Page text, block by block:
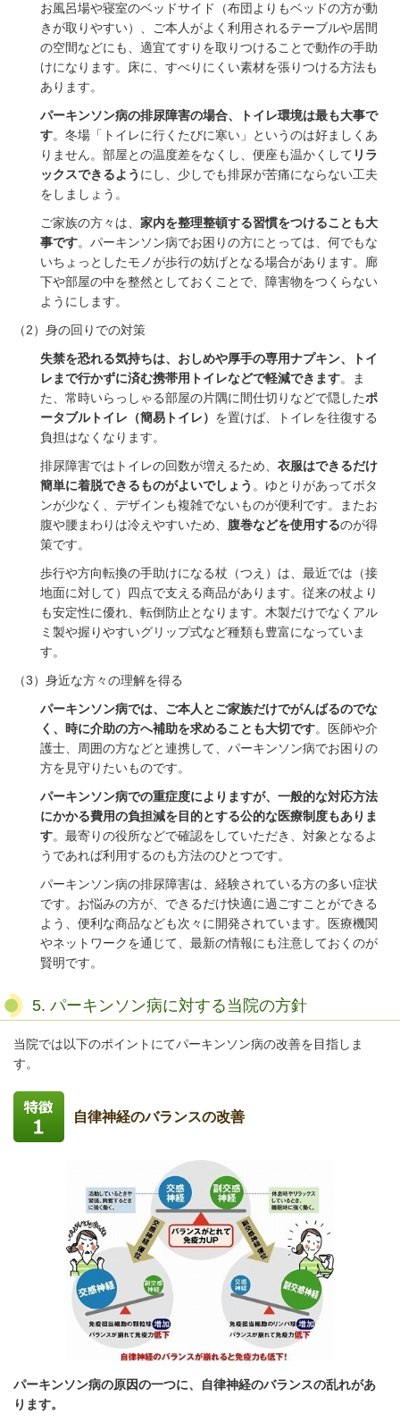
お風呂場や寝室のベッドサイド（布団よりもベッドの方が動
きが取りやすい）、ご本人がよく利用されるテーブルや居間
の空間などにも、適宜てすりを取りつけることで動作の手助
けになります。床に、すべりにくい素材を張りつける方法も
あります。
パーキンソン病の排尿障害の場合、トイレ環境は最も大事で
す。冬場「トイレに行くたびに寒い」というのは好ましくあ
りません。部屋との温度差をなくし、便座も温かくして リラ
ックスできるよう にし、少しでも排尿が苦痛にならない工夫
をしましょう。
ご家族の方々は、 家内を整理整頓する習慣をつけることも大
事です。パーキンソン病でお困りの方にとっては、何でもな
いちょっとしたモノが歩行の妨げとなる場合があります。廊
下や部屋の中を整然としておくことで、障害物をつくらない
ようにします。
（2）身の回りでの対策
失禁を恐れる気持ちは、おしめや厚手の専用ナプキン、トイ
レまで行かずに済む携帯用トイレなどで軽減できます。ま
た、常時いらっしゃる部屋の片隅に間仕切りなどで隠したポ
ータブルトイレ（簡易トイレ） を置けば、トイレを往復する
負担はなくなります。
排尿障害ではトイレの回数が増えるため、 衣服はできるだけ
簡単に着脱できるものがよいでしょう 。ゆとりがあってボタ
ンが少なく、デザインも複雑でないものが便利です。またお
腹や腰まわりは冷えやすいため、 腹巻などを使用するのが得
策です。
歩行や方向転換の手助けになる杖（つえ）は、最近では（接
地面に対して）四点で支える商品があります。従来の杖より
も安定性に優れ、転倒防止となります。木製だけでなくアル
ミ製や握りやすいグリップ式など種類も豊富になっていま
す。
（3）身近な方々の理解を得る
パーキンソン病では、ご本人とご家族だけでがんばるのでな
く、時に介助の方へ補助を求めることも大切です。医師や介
護士、周囲の方などと連携して、パーキンソン病でお困りの
方を見守りたいものです。
パーキンソン病での重症度によりますが、一般的な対応方法
にかかる費用の負担減を目的とする公的な医療制度もありま
す。最寄りの役所などで確認をしていただき、対象となるよ
うであれば利用するのも方法のひとつです。
パーキンソン病の排尿障害は、経験されている方の多い症状
です。お悩みの方が、できるだけ快適に過ごすことができる
よう、便利な商品なども次々に開発されています。医療機関
やネットワークを通じて、最新の情報にも注意しておくのが
賢明です。
5. パーキンソン病に対する当院の方針
当院では以下のポイントにてパーキンソン病の改善を目指しま
す。
自律神経のバランスの改善
パーキンソン病の原因の一つに、自律神経のバランスの乱れがあ
ります。